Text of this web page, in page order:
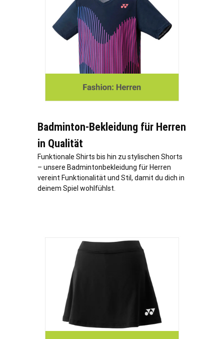
Badminton-Bekleidung für Herren
in Qualität
Funktionale Shirts bis hin zu stylischen Shorts
– unsere Badmintonbekleidung für Herren
vereint Funktionalität und Stil, damit du dich in
deinem Spiel wohlfühlst.